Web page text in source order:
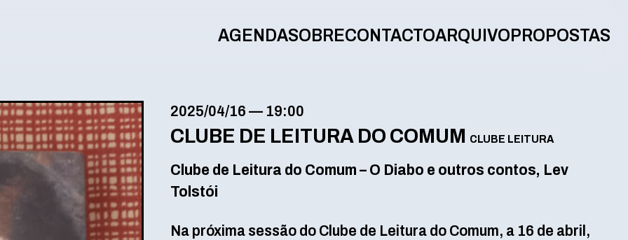
AGENDASOBRECONTACTOARQUIVO PROPOSTAS
2025/04/16 — 19:00
CLUBE DE LEITURA DO COMUM CLUBE LEITURA
Clube de Leitura do Comum – O Diabo e outros contos, Lev
Tolstói
Na próxima sessão do Clube de Leitura do Comum, a 16 de abril,